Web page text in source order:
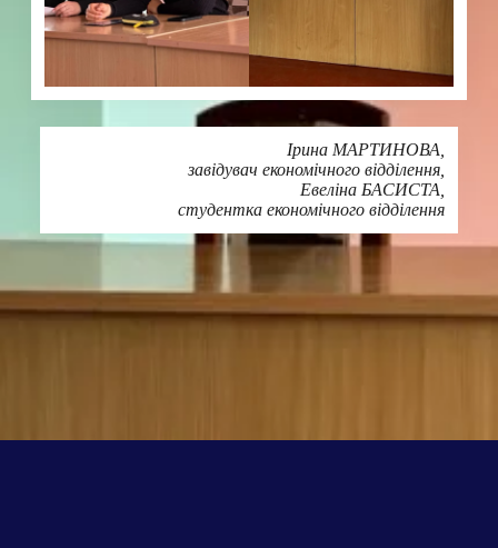
Ірина МАРТИНОВА,
завідувач економічного відділення,
Евеліна БАСИСТА,
студентка економічного відділення
Друк